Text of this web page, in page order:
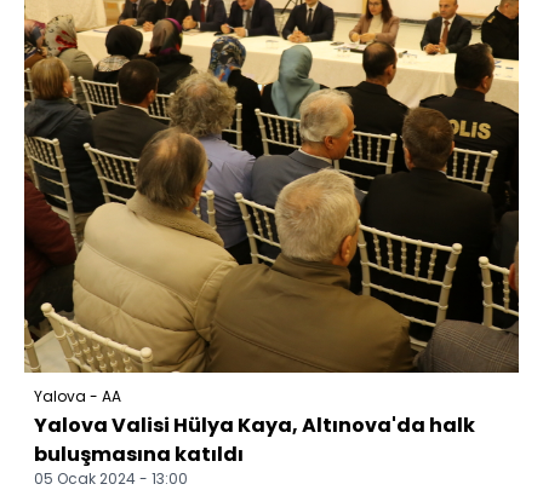
Yalova - AA
Yalova Valisi Hülya Kaya, Altınova'da halk
buluşmasına katıldı
05 Ocak 2024 - 13:00